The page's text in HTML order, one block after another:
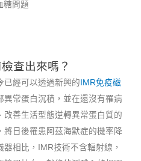
糖問題
查出來嗎？
已經可以透過新興的 IMR免疫磁
異常蛋白沉積，並在還沒有罹病
改善生活型態逆轉異常蛋白質的
將日後罹患阿茲海默症的機率降
相比，IMR技術不含輻射線，